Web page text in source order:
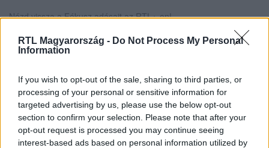
RTL Magyarország - Do Not Process My Personal
Information
If you wish to opt-out of the sale, sharing to third parties, or
processing of your personal or sensitive information for
targeted advertising by us, please use the below opt-out
section to confirm your selection. Please note that after your
opt-out request is processed you may continue seeing
interest-based ads based on personal information utilized by
Nézd vissza a Fókusz adásait az RTL+-on!
legyen a Google-találatokban!